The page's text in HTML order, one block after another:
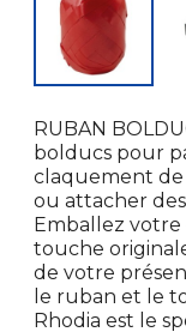
RUBAN
bolducs pour
claquement
ou attacher des
Emballez
touche
de votre
le ruban et le
Rhodia est le